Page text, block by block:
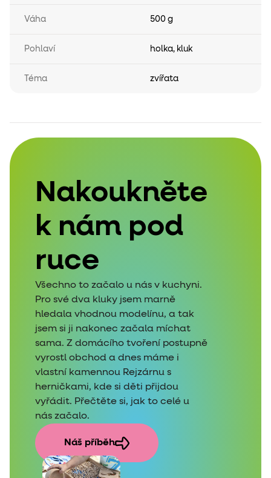
Váha 500 g
Pohlaví holka, kluk
Téma zvířata
Nakoukněte
k nám pod
ruce
Všechno to začalo u nás v kuchyni.
Pro své dva kluky jsem marně
hledala vhodnou modelínu, a tak
jsem si ji nakonec začala míchat
sama. Z domácího tvoření postupně
vyrostl obchod a dnes máme i
vlastní kamennou Rejzárnu s
herničkami, kde si děti přijdou
vyřádit. Přečtěte si, jak to celé u
nás začalo.
Náš příběh